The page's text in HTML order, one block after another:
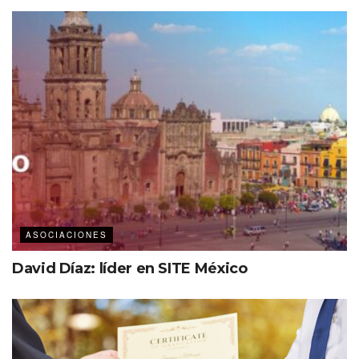
entornos para las comunidades neurodivergentes, es
decir, entornos que se ajusten a seres humanos que
perciben la vida de una manera distinta, como las
personas con autismo, TDAH, dislexia u otras variaciones
cognitivas.
Estas son algunas iniciativas que están marcando una
ASOCIACIONES
David Díaz: líder en SITE México